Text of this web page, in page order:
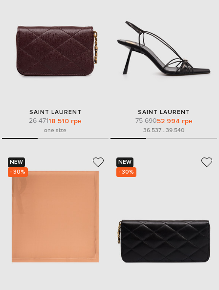
SAINT LAURENT
26 47118 510 грн
one size
SAINT LAURENT
75 69052 994 грн
36.537...39.540
NEW
- 30%
NEW
- 30%